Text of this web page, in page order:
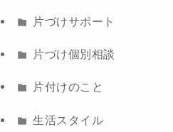
片づけサポート
片づけ個別相談
片付けのこと
生活スタイル